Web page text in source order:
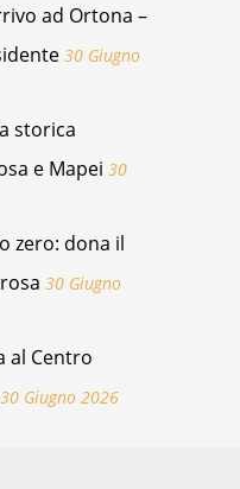
ad Ortona –
30 Giugno
storica
e Mapei 30
zero: dona il
30 Giugno
al Centro
30 Giugno 2026